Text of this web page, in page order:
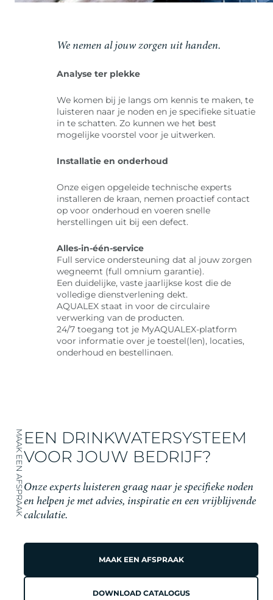
We nemen al jouw zorgen uit handen.
Analyse ter plekke
We komen bij je langs om kennis te maken, te
luisteren naar je noden en je specifieke situatie
in te schatten. Zo kunnen we het best
mogelijke voorstel voor je uitwerken.
Installatie en onderhoud
Onze eigen opgeleide technische experts
installeren de kraan, nemen proactief contact
op voor onderhoud en voeren snelle
herstellingen uit bij een defect.
Alles-in-één-service
Full service ondersteuning dat al jouw zorgen
wegneemt (full omnium garantie).
Een duidelijke, vaste jaarlijkse kost die de
volledige dienstverlening dekt.
AQUALEX staat in voor de circulaire
verwerking van de producten.
24/7 toegang tot je MyAQUALEX-platform
voor informatie over je toestel(len), locaties,
onderhoud en bestellingen.
MAAK EEN AFSPRAAKEEN DRINKWATERSYSTEEM
VOOR JOUW BEDRIJF?
Onze experts luisteren graag naar je specifieke noden
en helpen je met advies, inspiratie en een vrijblijvende
calculatie.
MAAK EEN AFSPRAAK
DOWNLOAD CATALOGUS